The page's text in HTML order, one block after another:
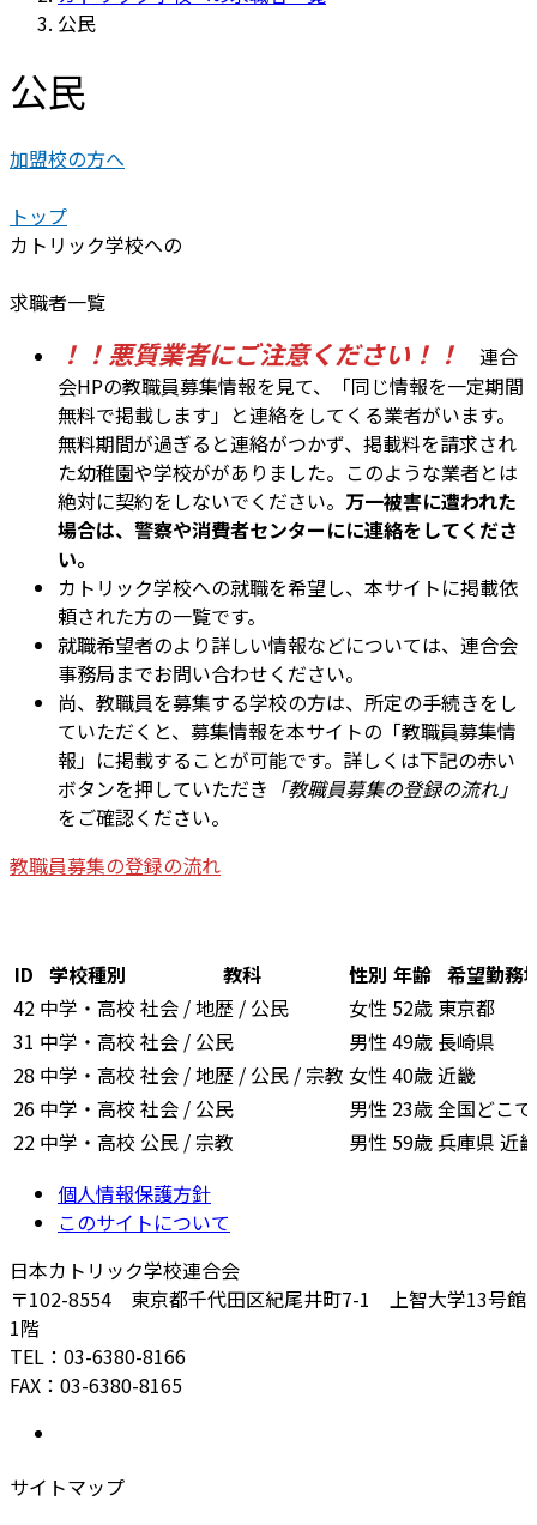
公民
公民
加盟校の方へ
トップ
カトリック学校への
求職者一覧
！！悪質業者にご注意ください！！
連合
会HPの教職員募集情報を見て、「同じ情報を一定期間
無料で掲載します」と連絡をしてくる業者がいます。
無料期間が過ぎると連絡がつかず、掲載料を請求され
た幼稚園や学校ががありました。このような業者とは
絶対に契約をしないでください。 万一被害に遭われた
場合は、警察や消費者センターにに連絡をしてくださ
い。
カトリック学校への就職を希望し、本サイトに掲載依
頼された方の一覧です。
就職希望者のより詳しい情報などについては、連合会
事務局までお問い合わせください。
尚、教職員を募集する学校の方は、所定の手続きをし
ていただくと、募集情報を本サイトの「教職員募集情
報」に掲載することが可能です。詳しくは下記の赤い
ボタンを押していただき 「教職員募集の登録の流れ」
をご確認ください。
教職員募集の登録の流れ
ID 学校種別 教科 性別 年齢 希望勤務
42 中学・高校 社会 / 地歴 / 公民 女性 52歳 東京都
31 中学・高校 社会 / 公民 男性49歳 長崎県
28 中学・高校 社会 / 地歴 / 公民 / 宗教 女性40歳近畿
26 中学・高校 社会 / 公民 男性 23歳全国どこ
22 中学・高校 公民 / 宗教 男性 59歳兵庫県 近畿
個人情報保護方針
このサイトについて
日本カトリック学校連合会
〒102-8554 東京都千代田区紀尾井町7-1 上智大学13号館
1階
TEL：03-6380-8166
FAX：03-6380-8165
サイトマップ